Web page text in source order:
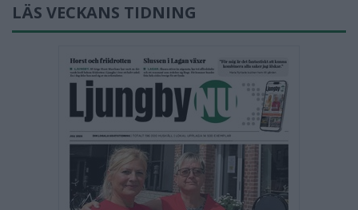
LÄS VECKANS TIDNING